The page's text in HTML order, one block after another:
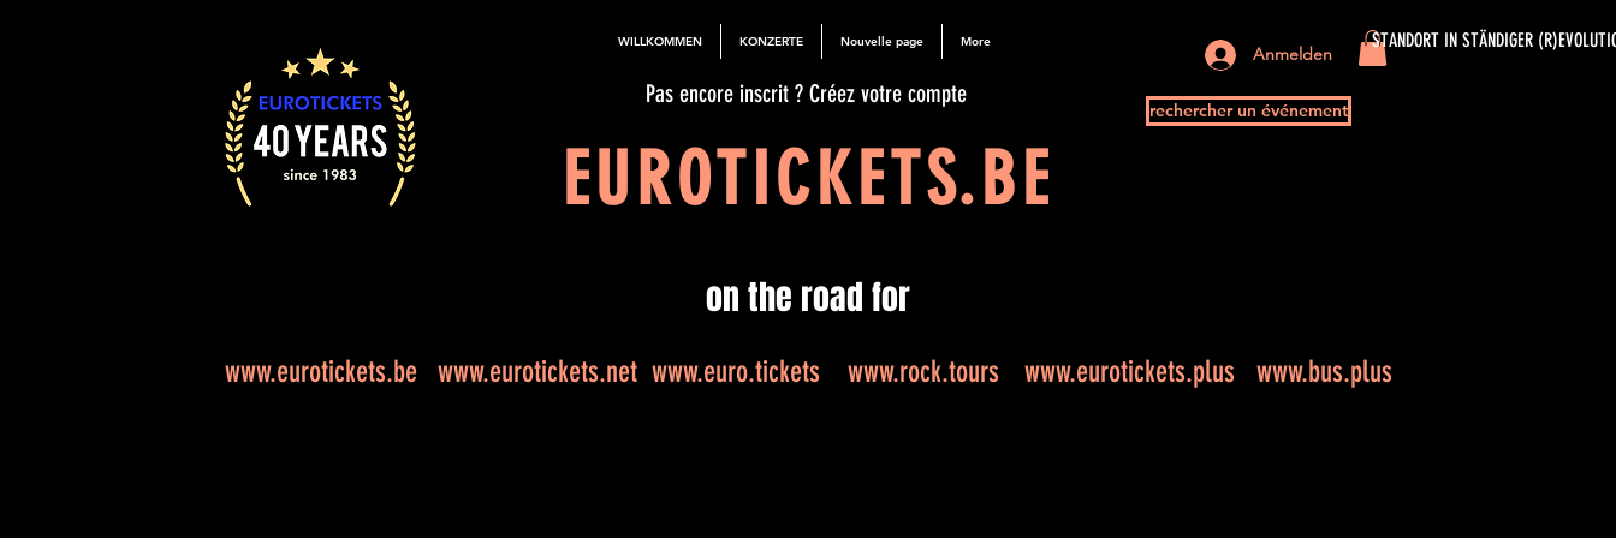
WILLKOMMEN KONZERTE Nouvelle page More STANDORT IN STÄNDIGER
Pas encore inscrit ? Créez votre compte
EUROTICKETS.BE
Anmelden
rechercher un événement
on the road for
www.eurotickets.be www.eurotickets.net www.euro.tickets www.rock.tours www.eurotickets.plus www.bus.plus